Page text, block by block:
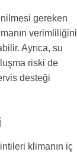
gereken
verimliliğini
Ayrıca, su
riski de
desteği
klimanın iç